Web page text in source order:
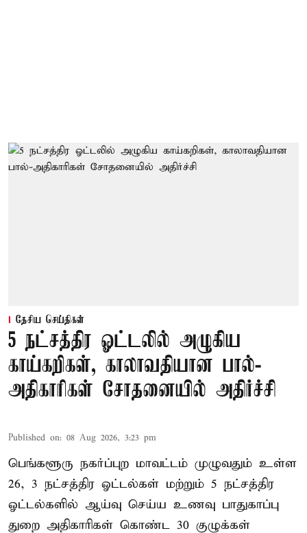
தேசிய செய்திகள்
5 நட்சத்திர ஓட்டலில் அழுகிய
காய்கறிகள், காலாவதியான பால்-
அதிகாரிகள் சோதனையில் அதிர்ச்சி
Published on: 08 Aug 2026, 3:23 pm
பெங்களூரு நகர்ப்புற மாவட்டம் முழுவதும் உள்ள
26, 3 நட்சத்திர ஓட்டல்கள் மற்றும் 5 நட்சத்திர
ஓட்டல்களில் ஆய்வு செய்ய உணவு பாதுகாப்பு
துறை அதிகாரிகள் கொண்ட 30 குழுக்கள்